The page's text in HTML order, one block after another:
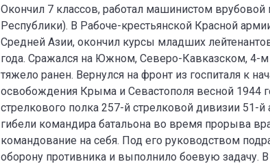
Окончил 7 классов, работал машинистом
Республики). В Рабоче-крестьянской Красной
Средней Азии, окончил курсы младших
года. Сражался на Южном, Северо-Кавказском, 4-
тяжело ранен. Вернулся на фронт из госпиталя к
освобождения Крыма и Севастополя весной 1944
стрелкового полка 257-й стрелковой дивизии 51-
гибели командира батальона во время прорыва
командование на себя. Под его руководством
оборону противника и выполнило боевую задачу.